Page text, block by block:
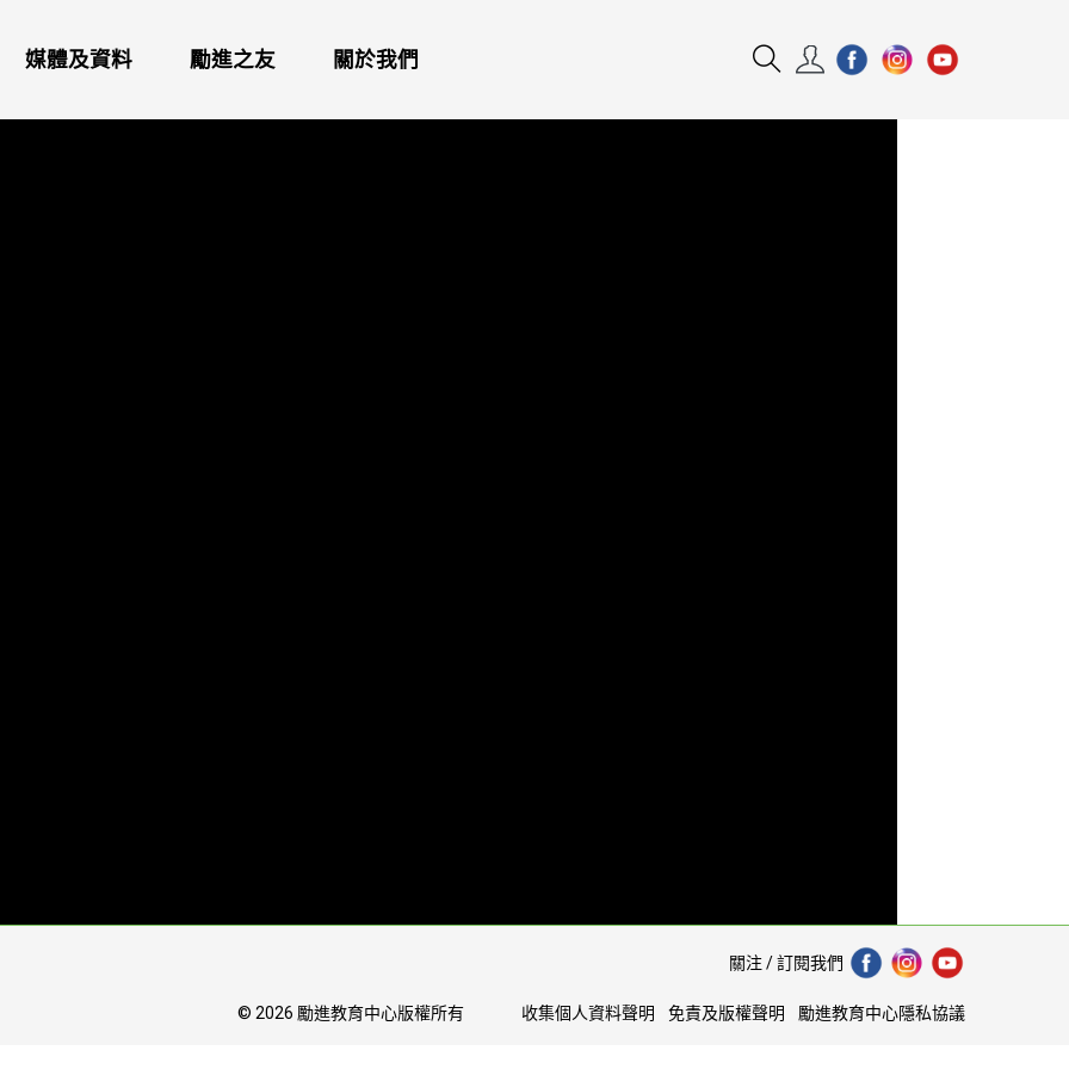
媒體及資料 勵進之友 關於我們
關注 / 訂閱我們
© 2026 勵進教育中心版權所有 收集個人資料聲明 免責及版權聲明 勵進教育中心隱私協議